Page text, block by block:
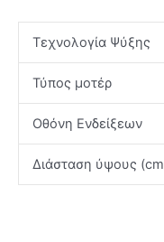
Τεχνολογία Ψύξης
Τύπος μοτέρ
Οθόνη Ενδείξεων
Διάσταση ύψους